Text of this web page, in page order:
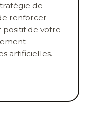
de
renforcer
de votre
artificielles.